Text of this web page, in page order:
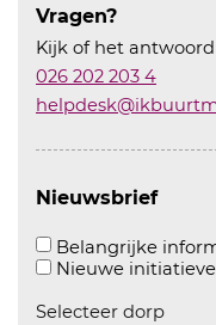
Vragen?
Kijk of het
026 202 203 4
Nieuwsbrief
Belangrijke
Nieuwe
Selecteer dorp